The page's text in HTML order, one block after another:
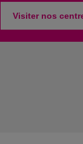
Visiter nos